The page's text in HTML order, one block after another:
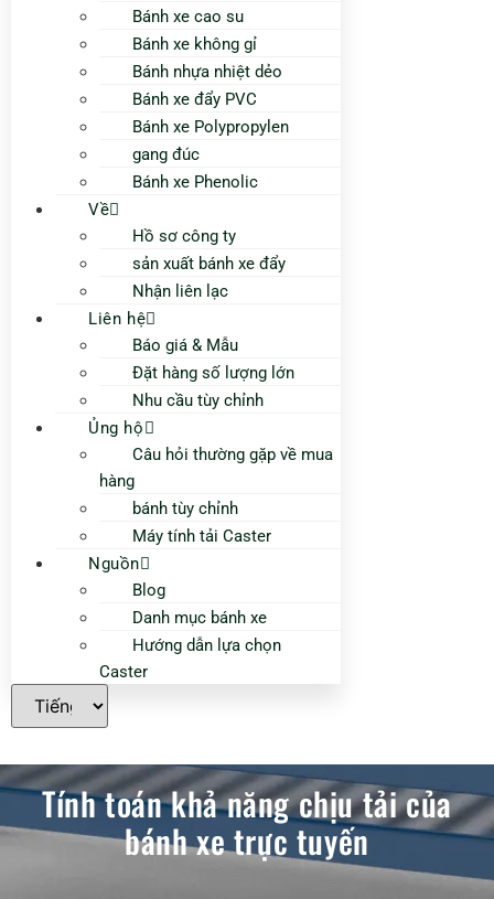
Bánh xe cao su
Bánh xe không gỉ
Bánh nhựa nhiệt dẻo
Bánh xe đẩy PVC
Bánh xe Polypropylen
gang đúc
Bánh xe Phenolic
Về
Hồ sơ công ty
sản xuất bánh xe đẩy
Nhận liên lạc
Liên hệ
Báo giá & Mẫu
Đặt hàng số lượng lớn
Nhu cầu tùy chỉnh
Ủng hộ
Câu hỏi thường gặp về mua
hàng
bánh tùy chỉnh
Máy tính tải Caster
Nguồn
Blog
Danh mục bánh xe
Hướng dẫn lựa chọn
Caster
Tính toán khả năng chịu tải của
bánh xe trực tuyến